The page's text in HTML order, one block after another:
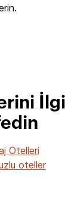
İlgi
Otelleri
oteller